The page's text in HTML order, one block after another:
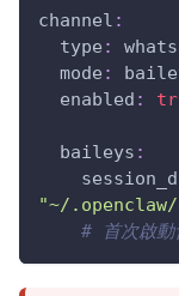
channel :
type :
mode :
enabled :
baileys :
"~/
# 首次啟動